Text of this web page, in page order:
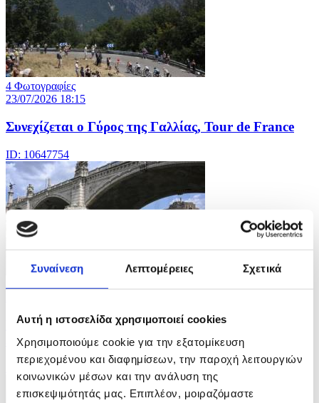
Συναίνεση Λεπτομέρειες Σχετικά
Αυτή η ιστοσελίδα χρησιμοποιεί cookies
Χρησιμοποιούμε cookie για την εξατομίκευση
περιεχομένου και διαφημίσεων, την παροχή λειτουργιών
κοινωνικών μέσων και την ανάλυση της
επισκεψιμότητάς μας. Επιπλέον, μοιραζόμαστε
4 Φωτογραφίες
23/07/2026 18:15
Συνεχίζεται ο Γύρος της Γαλλίας, Tour de France
ID: 10647754
Επεσε η στάθμη του ποταμού Τίβερη εν μέσω
ξηρασίας
ID: 10647635